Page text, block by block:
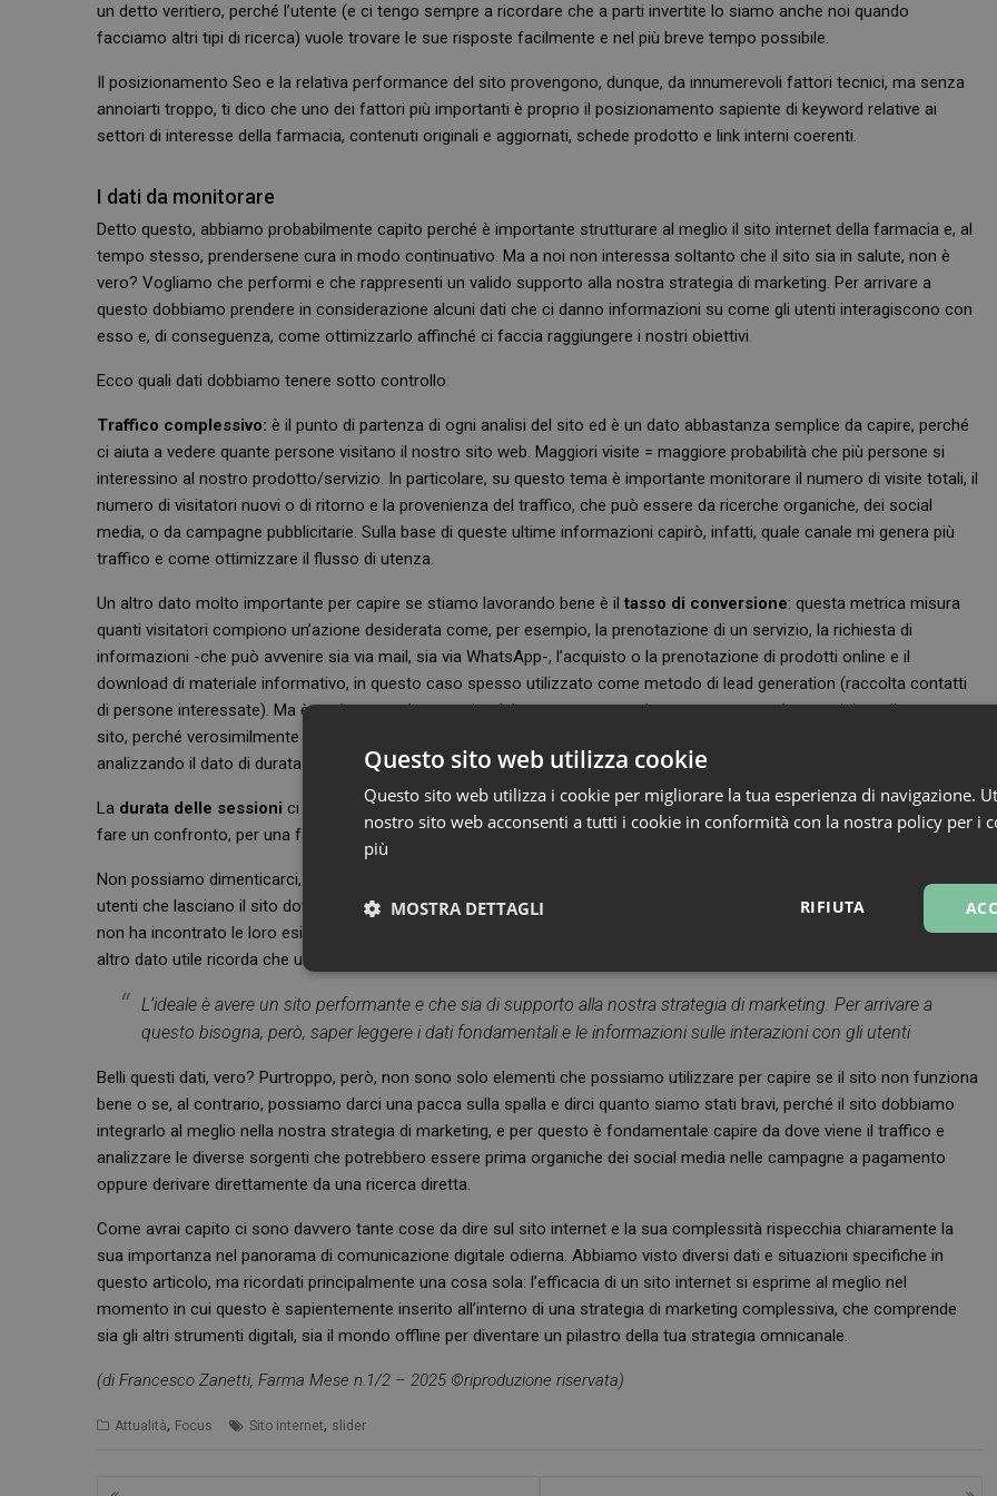
un detto veritiero, perché l’utente (e ci tengo sempre a ricordare che a parti invertite lo siamo anche noi quando
facciamo altri tipi di ricerca) vuole trovare le sue risposte facilmente e nel più breve tempo possibile.
Il posizionamento Seo e la relativa performance del sito provengono, dunque, da innumerevoli fattori tecnici, ma senza
annoiarti troppo, ti dico che uno dei fattori più importanti è proprio il posizionamento sapiente di keyword relative ai
settori di interesse della farmacia, contenuti originali e aggiornati, schede prodotto e link interni coerenti.
I dati da monitorare
Detto questo, abbiamo probabilmente capito perché è importante strutturare al meglio il sito internet della farmacia e, al
tempo stesso, prendersene cura in modo continuativo. Ma a noi non interessa soltanto che il sito sia in salute, non è
vero? Vogliamo che performi e che rappresenti un valido supporto alla nostra strategia di marketing. Per arrivare a
questo dobbiamo prendere in considerazione alcuni dati che ci danno informazioni su come gli utenti interagiscono con
esso e, di conseguenza, come ottimizzarlo affinché ci faccia raggiungere i nostri obiettivi.
Ecco quali dati dobbiamo tenere sotto controllo:
Traffico complessivo: è il punto di partenza di ogni analisi del sito ed è un dato abbastanza semplice da capire, perché
ci aiuta a vedere quante persone visitano il nostro sito web. Maggiori visite = maggiore probabilità che più persone si
interessino al nostro prodotto/servizio. In particolare, su questo tema è importante monitorare il numero di visite totali, il
numero di visitatori nuovi o di ritorno e la provenienza del traffico, che può essere da ricerche organiche, dei social
media, o da campagne pubblicitarie. Sulla base di queste ultime informazioni capirò, infatti, quale canale mi genera più
traffico e come ottimizzare il flusso di utenza.
Un altro dato molto importante per capire se stiamo lavorando bene è il tasso di conversione: questa metrica misura
quanti visitatori compiono un’azione desiderata come, per esempio, la prenotazione di un servizio, la richiesta di
informazioni -che può avvenire sia via mail, sia via WhatsApp-, l’acquisto o la prenotazione di prodotti online e il
download di materiale informativo, in questo caso spesso utilizzato come metodo di lead generation (raccolta contatti
di persone interessate). Ma è anche vero che non ci può bastare sapere solo quante persone hanno visitato il nostro
sito, perché verosimilmente potrebbe anche capitare che ci siano finite quasi per caso (dato che andiamo a smarcare
analizzando il dato di durata media della sessione o il bounce rate che vediamo tra poco).
La durata delle sessioni ci indica quanto tempo gli utenti trascorrono nel nostro sito e se vuoi un dato indicativo per
fare un confronto, per una farmacia 2-3 minuti è un buon dato.
Non possiamo dimenticarci, però, del
, che rappresenta la percentuale di
utenti che lasciano il sito dove aver visto solamente la prima pagina. Un dato del genere ci indica che, per esempio, il sito
non ha incontrato le loro esigenze o magari che ci sono semplicemente capitati per sbaglio. Se vuoi portarti a casa un
altro dato utile ricorda che un bounce rate inferiore al 50% indica un buon engagement.
L’ideale è avere un sito performante e che sia di supporto alla nostra strategia di marketing. Per arrivare a
questo bisogna, però, saper leggere i dati fondamentali e le informazioni sulle interazioni con gli utenti
Belli questi dati, vero? Purtroppo, però, non sono solo elementi che possiamo utilizzare per capire se il sito non funziona
bene o se, al contrario, possiamo darci una pacca sulla spalla e dirci quanto siamo stati bravi, perché il sito dobbiamo
integrarlo al meglio nella nostra strategia di marketing, e per questo è fondamentale capire da dove viene il traffico e
analizzare le diverse sorgenti che potrebbero essere prima organiche dei social media nelle campagne a pagamento
oppure derivare direttamente da una ricerca diretta.
Come avrai capito ci sono davvero tante cose da dire sul sito internet e la sua complessità rispecchia chiaramente la
sua importanza nel panorama di comunicazione digitale odierna. Abbiamo visto diversi dati e situazioni specifiche in
questo articolo, ma ricordati principalmente una cosa sola: l’efficacia di un sito internet si esprime al meglio nel
momento in cui questo è sapientemente inserito all’interno di una strategia di marketing complessiva, che comprende
sia gli altri strumenti digitali, sia il mondo offline per diventare un pilastro della tua strategia omnicanale.
(di Francesco Zanetti, Farma Mese n.1/2 – 2025 ©riproduzione riservata)
Attualità, Focus Sito internet, slider
Navigazione
Questo sito web utilizza cookie
Questo sito web utilizza i cookie per migliorare la tua esperienza di navigazione.
nostro sito web acconsenti a tutti i cookie in conformità con la nostra policy per i
più
RIFIUTA
MOSTRA DETTAGLI
Necessari Marketing Non
Necessari Marketing Non classificati
e l'accesso alle aree protette del sito. Il sito web non è in grado di funzionare correttamente senza questi
NOME
FORNITORE /
SCADENZA DESCRIZIONE
PHPSESSID
PHP.net
.www.farmamese.it
Sessione
Cookie generato da applicazioni
PHP. Si tratta di un identificatore
mantenere le variabili di sessione
un numero generato in modo
viene utilizzato può essere specifico